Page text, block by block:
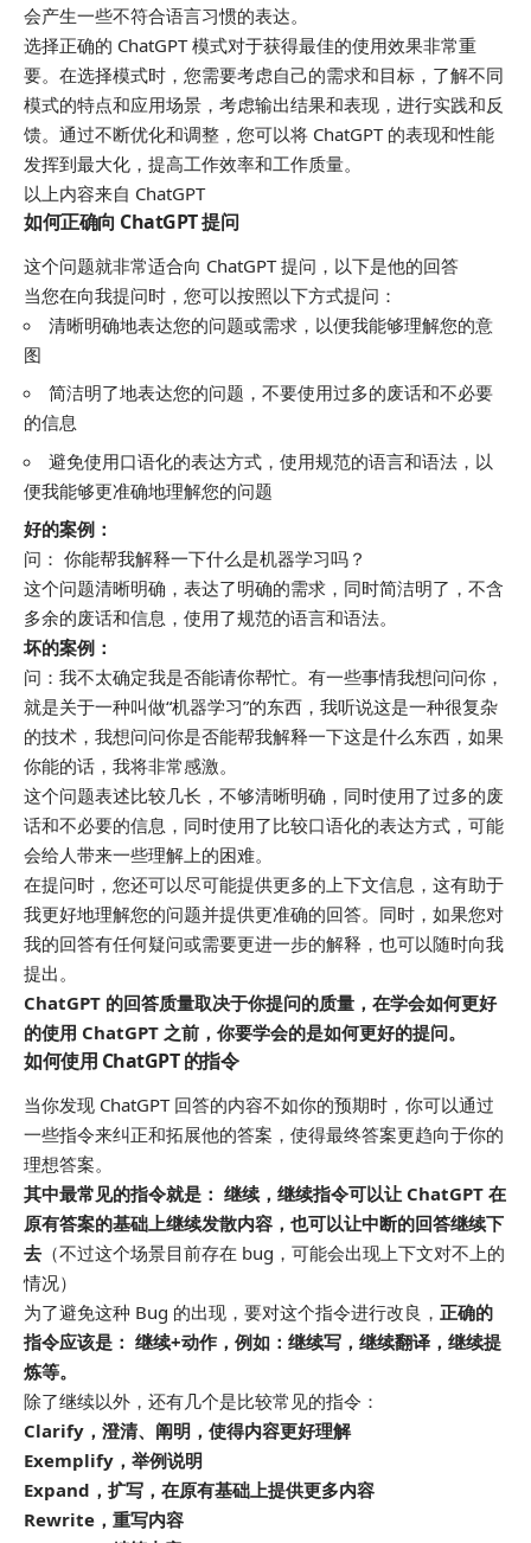
会产生一些不符合语言习惯的表达。
选择正确的 ChatGPT 模式对于获得最佳的使用效果非常重
要。在选择模式时，您需要考虑自己的需求和目标，了解不同
模式的特点和应用场景，考虑输出结果和表现，进行实践和反
馈。通过不断优化和调整，您可以将 ChatGPT 的表现和性能
发挥到最大化，提高工作效率和工作质量。
以上内容来自 ChatGPT
如何正确向 ChatGPT 提问
这个问题就非常适合向 ChatGPT 提问，以下是他的回答
当您在向我提问时，您可以按照以下方式提问：
清晰明确地表达您的问题或需求，以便我能够理解您的意
图
简洁明了地表达您的问题，不要使用过多的废话和不必要
的信息
避免使用口语化的表达方式，使用规范的语言和语法，以
便我能够更准确地理解您的问题
好的案例：
问： 你能帮我解释一下什么是机器学习吗？
这个问题清晰明确，表达了明确的需求，同时简洁明了，不含
多余的废话和信息，使用了规范的语言和语法。
坏的案例：
问：我不太确定我是否能请你帮忙。有一些事情我想问问你，
就是关于一种叫做“机器学习”的东西，我听说这是一种很复杂
的技术，我想问问你是否能帮我解释一下这是什么东西，如果
你能的话，我将非常感激。
这个问题表述比较几长，不够清晰明确，同时使用了过多的废
话和不必要的信息，同时使用了比较口语化的表达方式，可能
会给人带来一些理解上的困难。
在提问时，您还可以尽可能提供更多的上下文信息，这有助于
我更好地理解您的问题并提供更准确的回答。同时，如果您对
我的回答有任何疑问或需要更进一步的解释，也可以随时向我
提出。
ChatGPT 的回答质量取决于你提问的质量，在学会如何更好
的使用 ChatGPT 之前，你要学会的是如何更好的提问。
如何使用 ChatGPT 的指令
当你发现 ChatGPT 回答的内容不如你的预期时，你可以通过
一些指令来纠正和拓展他的答案，使得最终答案更趋向于你的
理想答案。
其中最常见的指令就是： 继续，继续指令可以让 ChatGPT 在
原有答案的基础上继续发散内容，也可以让中断的回答继续下
去 （不过这个场景目前存在 bug，可能会出现上下文对不上的
情况）
为了避免这种 Bug 的出现，要对这个指令进行改良， 正确的
指令应该是： 继续+动作，例如：继续写，继续翻译，继续提
炼等。
除了继续以外，还有几个是比较常见的指令：
Clarify，澄清、阐明，使得内容更好理解
Exemplify，举例说明
Expand，扩写，在原有基础上提供更多内容
Rewrite，重写内容